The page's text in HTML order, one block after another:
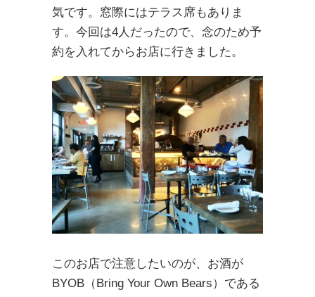
気です。窓際にはテラス席もありま
す。今回は4人だったので、念のため予
約を入れてからお店に行きました。
このお店で注意したいのが、お酒が
BYOB（Bring Your Own Bears）である